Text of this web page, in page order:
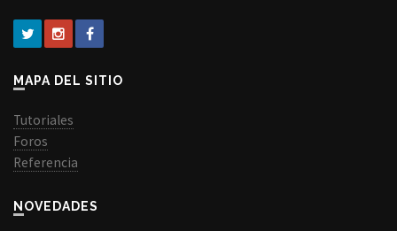
MAPA DEL SITIO
Tutoriales
Foros
Referencia
NOVEDADES